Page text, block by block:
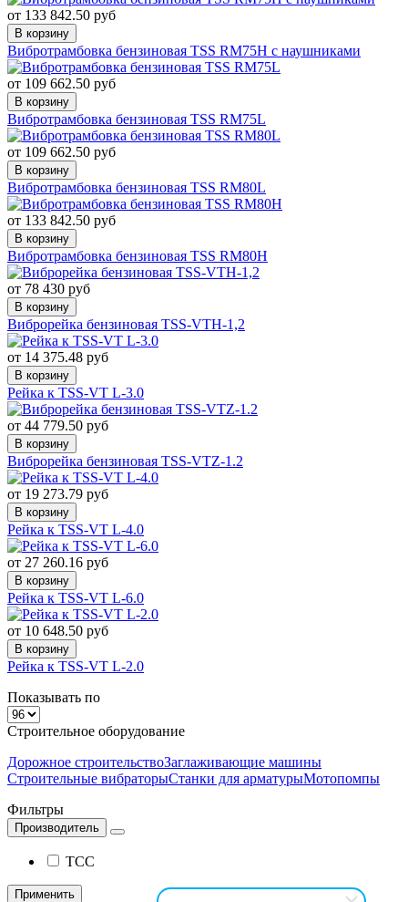
от 133 842.50 руб
В корзину
Вибротрамбовка бензиновая TSS RM75H с наушниками
от 109 662.50 руб
В корзину
Вибротрамбовка бензиновая TSS RM75L
от 109 662.50 руб
В корзину
Вибротрамбовка бензиновая TSS RM80L
от 133 842.50 руб
В корзину
Вибротрамбовка бензиновая TSS RM80H
от 78 430 руб
В корзину
Виброрейка бензиновая TSS-VTH-1,2
от 14 375.48 руб
В корзину
Рейка к TSS-VT L-3.0
от 44 779.50 руб
В корзину
Виброрейка бензиновая TSS-VTZ-1.2
от 19 273.79 руб
В корзину
Рейка к TSS-VT L-4.0
от 27 260.16 руб
В корзину
Рейка к TSS-VT L-6.0
от 10 648.50 руб
В корзину
Рейка к TSS-VT L-2.0
Показывать по
Строительное оборудование
Дорожное строительствоЗаглаживающие машины
Строительные вибраторыСтанки для арматурыМотопомпы
Фильтры
Производитель
ТСС
Применить